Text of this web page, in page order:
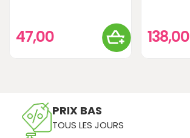
47,00 138,00
PRIX BAS
TOUS LES JOURS